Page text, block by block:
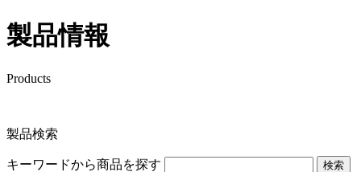
製品情報
Products
製品検索
キーワードから商品を探す 検索